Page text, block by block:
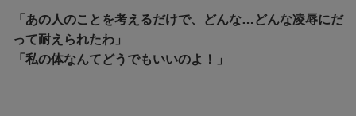
「あの人のことを考えるだけで、どんな…どんな凌辱にだ
って耐えられたわ」
「私の体なんてどうでもいいのよ！」